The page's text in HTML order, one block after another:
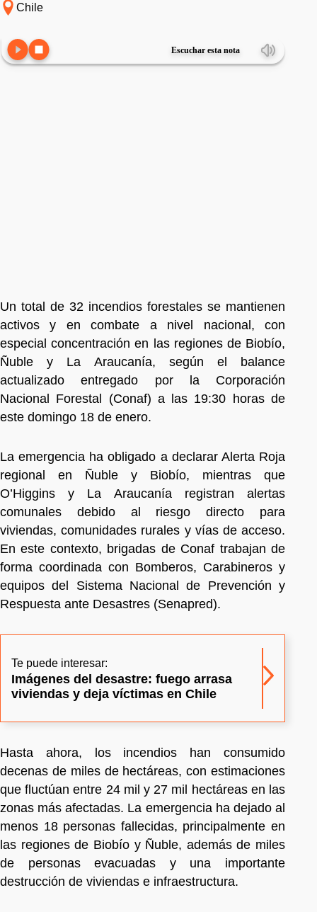
Chile
Escuchar esta nota
Un total de 32 incendios forestales se mantienen
activos y en combate a nivel nacional, con
especial concentración en las regiones de Biobío,
Ñuble y La Araucanía, según el balance
actualizado entregado por la Corporación
Nacional Forestal (Conaf) a las 19:30 horas de
este domingo 18 de enero.
La emergencia ha obligado a declarar Alerta Roja
regional en Ñuble y Biobío, mientras que
O’Higgins y La Araucanía registran alertas
comunales debido al riesgo directo para
viviendas, comunidades rurales y vías de acceso.
En este contexto, brigadas de Conaf trabajan de
forma coordinada con Bomberos, Carabineros y
equipos del Sistema Nacional de Prevención y
Respuesta ante Desastres (Senapred).
Te puede interesar:
Imágenes del desastre: fuego arrasa
viviendas y deja víctimas en Chile
Hasta ahora, los incendios han consumido
decenas de miles de hectáreas, con estimaciones
que fluctúan entre 24 mil y 27 mil hectáreas en las
zonas más afectadas. La emergencia ha dejado al
menos 18 personas fallecidas, principalmente en
las regiones de Biobío y Ñuble, además de miles
de personas evacuadas y una importante
destrucción de viviendas e infraestructura.